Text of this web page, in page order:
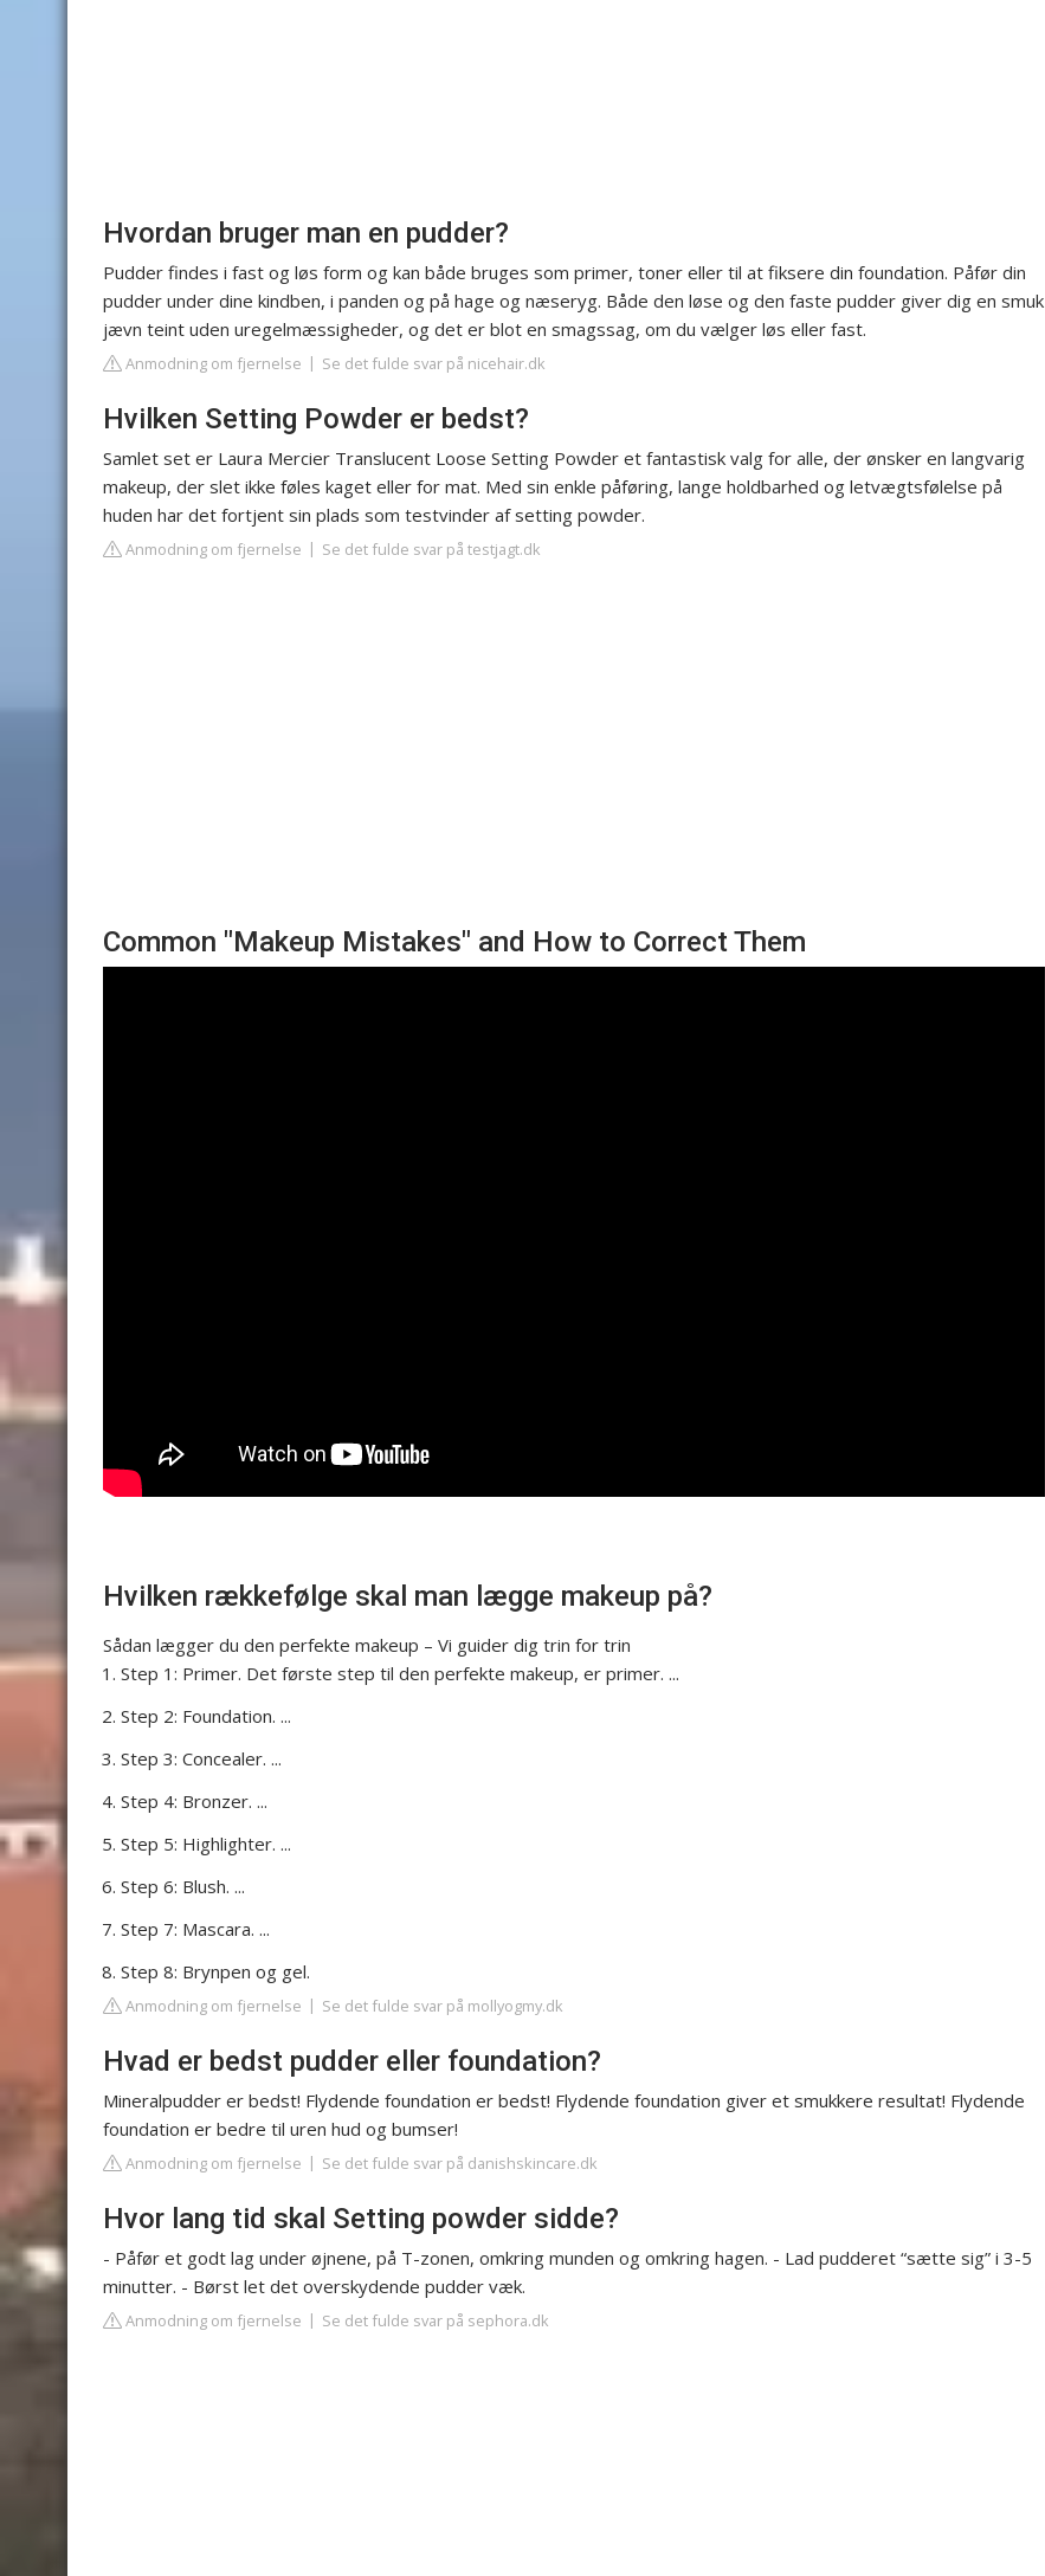
Hvordan bruger man en pudder?
Pudder findes i fast og løs form og kan både bruges som primer, toner eller til at fiksere din foundation. Påfør din
pudder under dine kindben, i panden og på hage og næseryg. Både den løse og den faste pudder giver dig en smuk
jævn teint uden uregelmæssigheder, og det er blot en smagssag, om du vælger løs eller fast.
Anmodning om fjernelse Se det fulde svar på nicehair.dk
Hvilken Setting Powder er bedst?
Samlet set er Laura Mercier Translucent Loose Setting Powder et fantastisk valg for alle, der ønsker en langvarig
makeup, der slet ikke føles kaget eller for mat. Med sin enkle påføring, lange holdbarhed og letvægtsfølelse på
huden har det fortjent sin plads som testvinder af setting powder.
Anmodning om fjernelse Se det fulde svar på testjagt.dk
Common "Makeup Mistakes" and How to Correct Them
Hvilken rækkefølge skal man lægge makeup på?
Sådan lægger du den perfekte makeup – Vi guider dig trin for trin
Step 1: Primer. Det første step til den perfekte makeup, er primer. ...
Step 2: Foundation. ...
Step 3: Concealer. ...
Step 4: Bronzer. ...
Step 5: Highlighter. ...
Step 6: Blush. ...
Step 7: Mascara. ...
Step 8: Brynpen og gel.
Anmodning om fjernelse Se det fulde svar på mollyogmy.dk
Hvad er bedst pudder eller foundation?
Mineralpudder er bedst! Flydende foundation er bedst! Flydende foundation giver et smukkere resultat! Flydende
foundation er bedre til uren hud og bumser!
Anmodning om fjernelse Se det fulde svar på danishskincare.dk
Hvor lang tid skal Setting powder sidde?
- Påfør et godt lag under øjnene, på T-zonen, omkring munden og omkring hagen. - Lad pudderet “sætte sig” i 3-5
minutter. - Børst let det overskydende pudder væk.
Anmodning om fjernelse Se det fulde svar på sephora.dk